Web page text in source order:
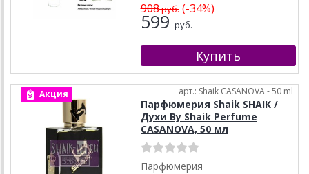
908руб.(-34%)
599 руб.
Акция арт.: Shaik CASANOVA - 50 ml
Парфюмерия Shaik SHAIK /
Духи By Shaik Perfume
CASANOVA, 50 мл
Парфюмерия